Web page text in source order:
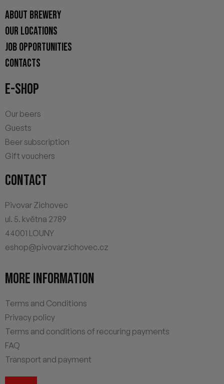
ABOUT BREWERY
OUR LOCATIONS
JOB OPPORTUNITIES
CONTACTS
E-SHOP
Our beers
Guests
Beer subscription
Gift vouchers
CONTACT
Pivovar Zichovec
ul. 5. května 2789
44001 LOUNY
eshop@pivovarzichovec.cz
MORE INFORMATION
Terms and Conditions
Privacy policy
Terms and conditions of reccuring payments
FAQ
Transport and payment